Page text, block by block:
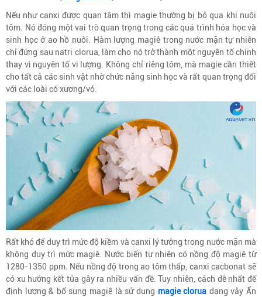
Nếu như canxi được quan tâm thì magie thường bị bỏ qua khi nuôi
tôm. Nó đóng một vai trò quan trọng trong các quá trình hóa học và
sinh học ở ao hồ nuôi. Hàm lượng magiê trong nước mặn tự nhiên
chỉ đứng sau natri clorua, làm cho nó trở thành một nguyên tố chính
thay vì nguyên tố vi lượng. Không chỉ riêng tôm, mà magie cần thiết
cho tất cả các sinh vật nhờ chức năng sinh học và rất quan trọng đối
với các loài có xương/vỏ.
Rất khó để duy trì mức độ kiềm và canxi lý tưởng trong nước mặn mà
không duy trì mức magiê. Nước biển tự nhiên có nồng độ magiê từ
1280-1350 ppm. Nếu nồng độ trong ao tôm thấp, canxi cacbonat sẽ
có xu hướng kết tủa gây ra nhiều vấn đề. Tuy nhiên, cách dễ nhất để
định lượng & bổ sung magiê là sử dụng magie clorua dạng vảy Ấn